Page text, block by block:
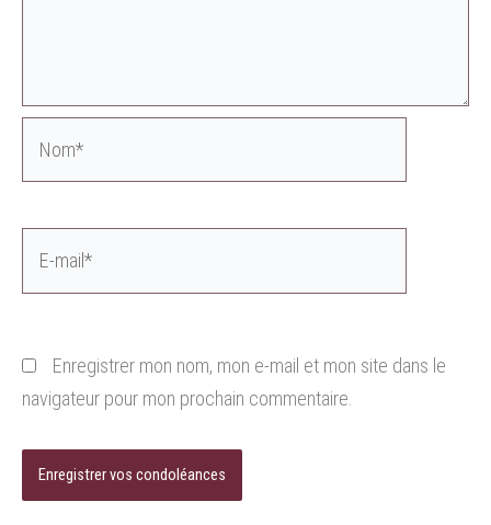
Enregistrer mon nom, mon e-mail et mon site dans le
navigateur pour mon prochain commentaire.